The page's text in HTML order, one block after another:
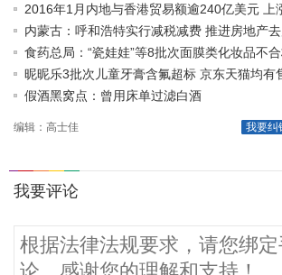
2016年1月内地与香港贸易额逾240亿美元 上
1.1%
内蒙古：呼和浩特实行减税减费 推进房地产
存
食药总局：“瓷娃娃”等8批次面膜类化妆品不
昵昵乐3批次儿童牙膏含氟超标 京东天猫均有
假酒黑窝点：曾用床单过滤白酒
我要纠
编辑：高士佳